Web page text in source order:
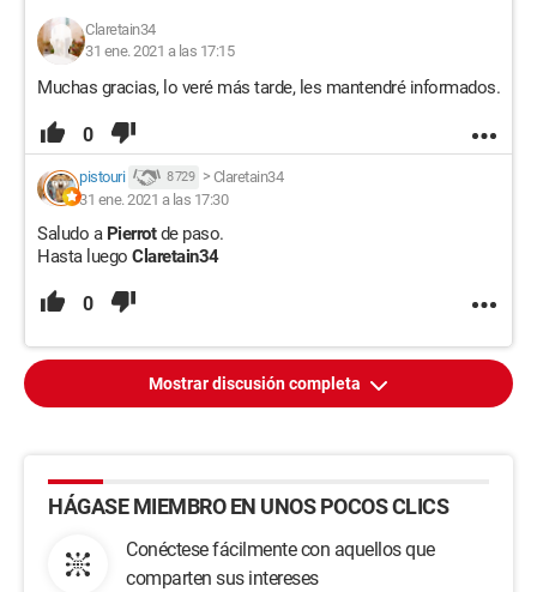
Claretain34
31 ene. 2021 a las 17:15
Muchas gracias, lo veré más tarde, les mantendré informados.
0
pistouri 8 729 > Claretain34
31 ene. 2021 a las 17:30
Saludo a Pierrotde paso.
Hasta luego Claretain34
0
Mostrar discusión completa
HÁGASE MIEMBRO EN UNOS POCOS CLICS
Conéctese fácilmente con aquellos que
comparten sus intereses